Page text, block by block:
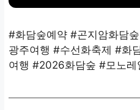
#화담숲예약 #곤지암화담
광주여행 #수선화축제 #화
여행 #2026화담숲 #모노레